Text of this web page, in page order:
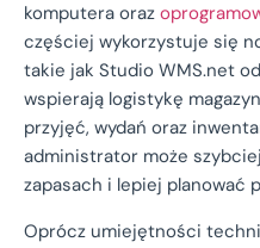
komputera oraz
częściej wykorzystuje się
takie jak Studio WMS.net
wspierają logistykę
przyjęć, wydań oraz
administrator może
zapasach i lepiej planować
Oprócz umiejętności